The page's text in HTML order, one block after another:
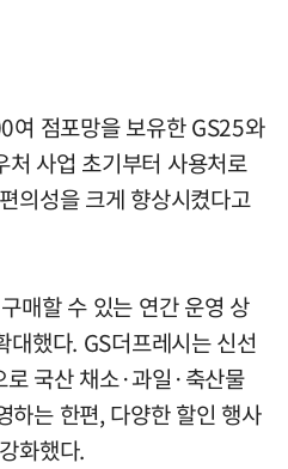
여 점포망을 보유한 GS25와
처 사업 초기부터 사용처로
의성을 크게 향상시켰다고
매할 수 있는 연간 운영 상
했다. GS더프레시는 신선
국산 채소·과일·축산물
하는 한편, 다양한 할인 행사
화했다.